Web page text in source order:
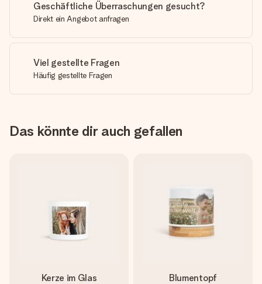
Geschäftliche Überraschungen gesucht?
Direkt ein Angebot anfragen
Viel gestellte Fragen
Häufig gestellte Fragen
Das könnte dir auch gefallen
Kerze im Glas Blumentopf